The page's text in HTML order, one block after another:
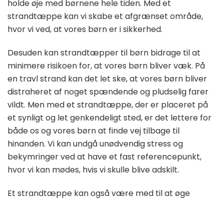
holde øje med børnene hele tiden. Med et
strandtæppe kan vi skabe et afgrænset område,
hvor vi ved, at vores børn er i sikkerhed.
Desuden kan strandtæpper til børn bidrage til at
minimere risikoen for, at vores børn bliver væk. På
en travl strand kan det let ske, at vores børn bliver
distraheret af noget spændende og pludselig farer
vildt. Men med et strandtæppe, der er placeret på
et synligt og let genkendeligt sted, er det lettere for
både os og vores børn at finde vej tilbage til
hinanden. Vi kan undgå unødvendig stress og
bekymringer ved at have et fast referencepunkt,
hvor vi kan mødes, hvis vi skulle blive adskilt.
Et strandtæppe kan også være med til at øge